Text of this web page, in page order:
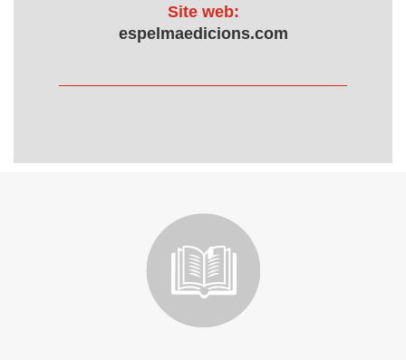
Site web:
espelmaedicions.com